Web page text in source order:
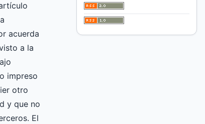
acuerda
a la
impreso
otro
y que no
El